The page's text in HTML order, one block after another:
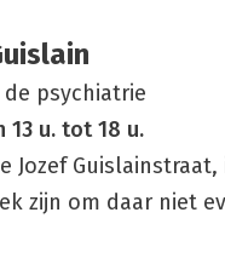
de psychiatrie
13 u. tot18 u.
Jozef
zijn om daar niet